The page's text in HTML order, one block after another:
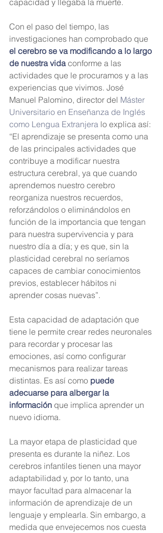
Con el paso del tiempo, las
investigaciones han comprobado que
el cerebro se va modificando a lo largo
de nuestra vida conforme a las
actividades que le procuramos y a las
experiencias que vivimos. José
Manuel Palomino, director del Máster
Universitario en Enseñanza de Inglés
como Lengua Extranjera lo explica así:
“El aprendizaje se presenta como una
de las principales actividades que
contribuye a modificar nuestra
estructura cerebral, ya que cuando
aprendemos nuestro cerebro
reorganiza nuestros recuerdos,
reforzándolos o eliminándolos en
función de la importancia que tengan
para nuestra supervivencia y para
nuestro día a día; y es que, sin la
plasticidad cerebral no seríamos
capaces de cambiar conocimientos
previos, establecer hábitos ni
aprender cosas nuevas”.
Esta capacidad de adaptación que
tiene le permite crear redes neuronales
para recordar y procesar las
emociones, así como configurar
mecanismos para realizar tareas
distintas. Es así como puede
adecuarse para albergar la
información que implica aprender un
nuevo idioma.
La mayor etapa de plasticidad que
presenta es durante la niñez. Los
cerebros infantiles tienen una mayor
adaptabilidad y, por lo tanto, una
mayor facultad para almacenar la
información de aprendizaje de un
lenguaje y emplearla. Sin embargo, a
medida que envejecemos nos cuesta